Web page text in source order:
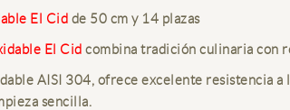
El Cid de 50 cm y 14 plazas
El Cid combina tradición culinaria con
AISI 304, ofrece excelente resistencia
sencilla.